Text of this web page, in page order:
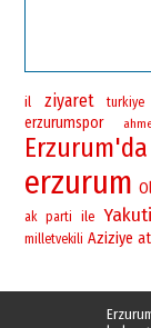
il ziyaret turkiye
erzurumspor
Erzurum'da
erzurum
ak parti ile
milletvekili Aziziye